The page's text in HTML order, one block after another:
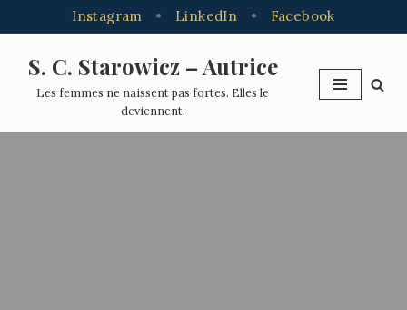
Aller
contenu
S. C. Starowicz – Autrice
Les femmes ne naissent pas fortes. Elles le
deviennent.
Instagram • LinkedIn • Facebook